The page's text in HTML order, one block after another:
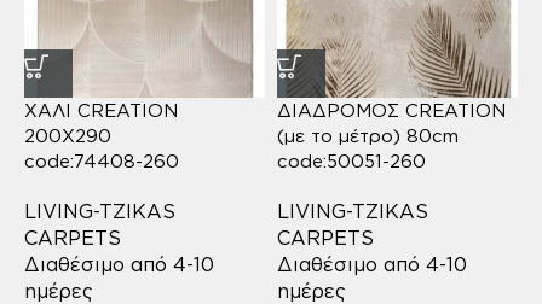
ΧΑΛΙ CREATION
200X290
code:74408-260
LIVING-TZIKAS
CARPETS
Διαθέσιμο από 4-10
ημέρες
ΔΙΑΔΡΟΜΟΣ CREATION
(με το μέτρο) 80cm
code:50051-260
LIVING-TZIKAS
CARPETS
Διαθέσιμο από 4-10
ημέρες